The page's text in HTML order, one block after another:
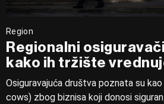
Region
Regionalni
kako ih tržište
Osiguravajuća društva poznata su
cows) zbog biznisa koji donosi